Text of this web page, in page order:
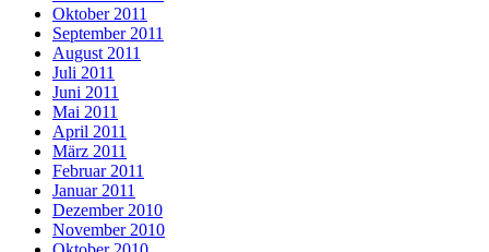
Oktober 2011
September 2011
August 2011
Juli 2011
Juni 2011
Mai 2011
April 2011
März 2011
Februar 2011
Januar 2011
Dezember 2010
November 2010